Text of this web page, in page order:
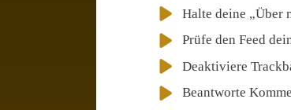
Halte deine „Über
Prüfe den Feed
Deaktiviere
Beantworte